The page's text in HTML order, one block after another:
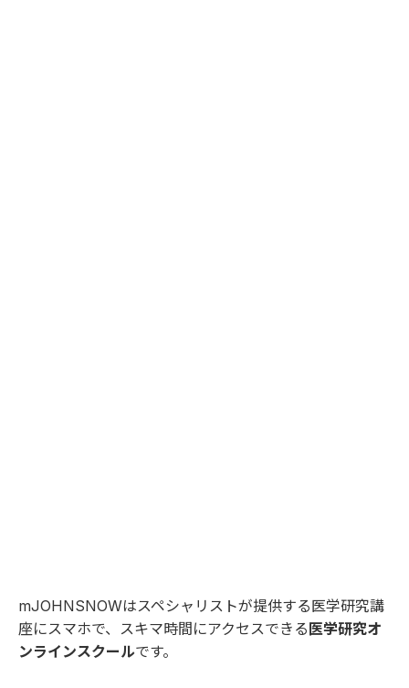
mJOHNSNOWはスペシャリストが提供する医学研究講
座にスマホで、スキマ時間にアクセスできる医学研究オ
ンラインスクールです。